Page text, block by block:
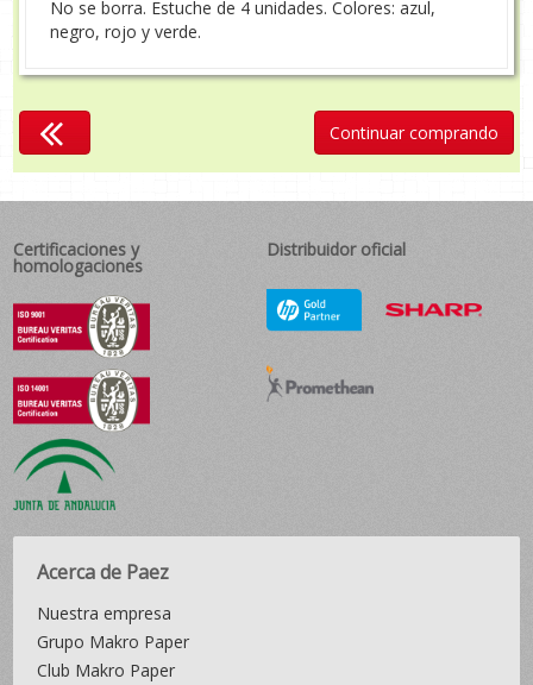
No se borra. Estuche de 4 unidades. Colores: azul,
negro, rojo y verde.
Continuar comprando
Certificaciones y
homologaciones
Distribuidor oficial
Acerca de Paez
Nuestra empresa
Grupo Makro Paper
Club Makro Paper